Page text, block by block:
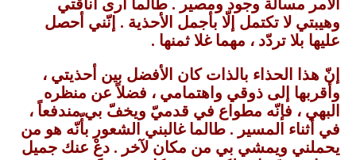
وهيبتي لا تكتمل إلّا بأجمل الأحذية . إنّني أحصل
عليها بلا تردّد ، مهما غلا ثمنها .
إنّ هذا الحذاء بالذات كان الأفضل بين أحذيتي ،
وأقربها إلى ذوقي واهتمامي ، فضلاً عن منظره
البهي ، فإنّه مطواع في قدميّ ويخفّ بي مندفعاً ،
في أثناء المسير . طالما غالبني الشعور بأّنّه هو من
يحملني ويمشي بي من مكان لآخر . دعْ عنك جميل